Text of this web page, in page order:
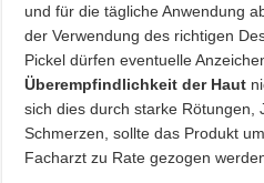
und für die tägliche Anwendung
der Verwendung des richtigen
Pickel dürfen eventuelle
Überempfindlichkeit der Haut
sich dies durch starke Rötungen,
Schmerzen, sollte das Produkt
Facharzt zu Rate gezogen